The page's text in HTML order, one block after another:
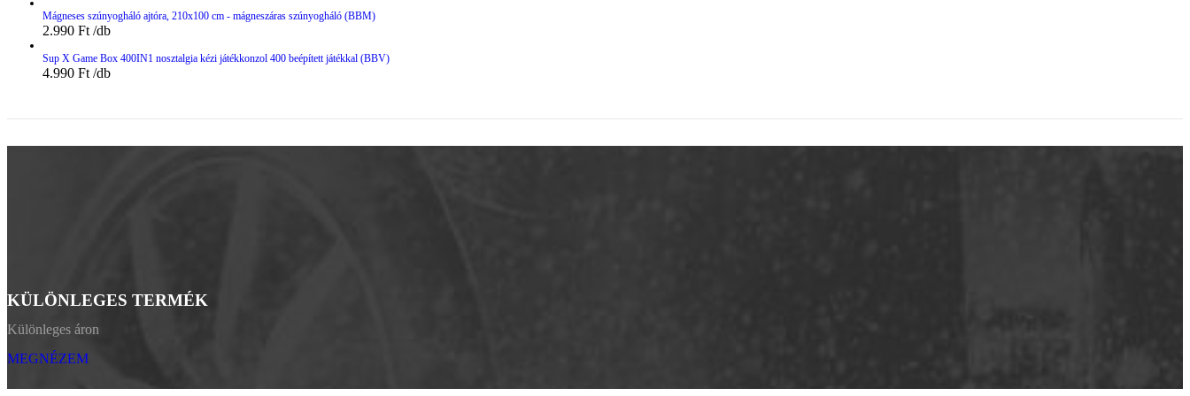
Mágneses szúnyogháló ajtóra, 210x100 cm - mágneszáras szúnyogháló (BBM)
2.990 Ft
Sup X Game Box 400IN1 nosztalgia kézi játékkonzol 400 beépített játékkal (BBV)
4.990 Ft
KÜLÖNLEGES TERMÉK
Különleges áron
MEGNÉZEM